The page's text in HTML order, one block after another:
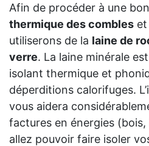
Afin de procéder à une
thermique des combles
utiliserons de la laine de
verre. La laine minérale
isolant thermique et
déperditions calorifuges.
vous aidera
factures en énergies
allez pouvoir faire isoler